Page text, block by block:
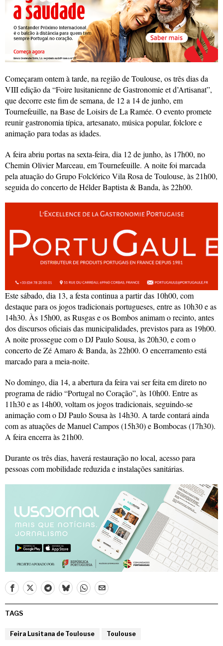
Começaram ontem à tarde, na região de Toulouse, os três dias da
VIII edição da “Foire lusitanienne de Gastronomie et d’Artisanat”,
que decorre este fim de semana, de 12 a 14 de junho, em
Tournefeuille, na Base de Loisirs de La Ramée. O evento promete
reunir gastronomia típica, artesanato, música popular, folclore e
animação para todas as idades.
A feira abriu portas na sexta-feira, dia 12 de junho, às 17h00, no
Chemin Olivier Marceau, em Tournefeuille. A noite foi marcada
pela atuação do Grupo Folclórico Vila Rosa de Toulouse, às 21h00,
seguida do concerto de Hélder Baptista & Banda, às 22h00.
Este sábado, dia 13, a festa continua a partir das 10h00, com
destaque para os jogos tradicionais portugueses, entre as 10h30 e as
14h30. Às 15h00, as Rusgas e os Bombos animam o recinto, antes
dos discursos oficiais das municipalidades, previstos para as 19h00.
A noite prossegue com o DJ Paulo Sousa, às 20h30, e com o
concerto de Zé Amaro & Banda, às 22h00. O encerramento está
marcado para a meia-noite.
No domingo, dia 14, a abertura da feira vai ser feita em direto no
programa de rádio “Portugal no Coração”, às 10h00. Entre as
11h30 e as 14h00, voltam os jogos tradicionais, seguindo-se
animação com o DJ Paulo Sousa às 14h30. A tarde contará ainda
com as atuações de Manuel Campos (15h30) e Bombocas (17h30).
A feira encerra às 21h00.
Durante os três dias, haverá restauração no local, acesso para
pessoas com mobilidade reduzida e instalações sanitárias.
TAGS
Feira Lusitana de Toulouse Toulouse